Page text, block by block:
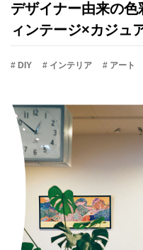
デザイナー由来の
ィンテージ×カジュ
# DIY # インテリア # アート